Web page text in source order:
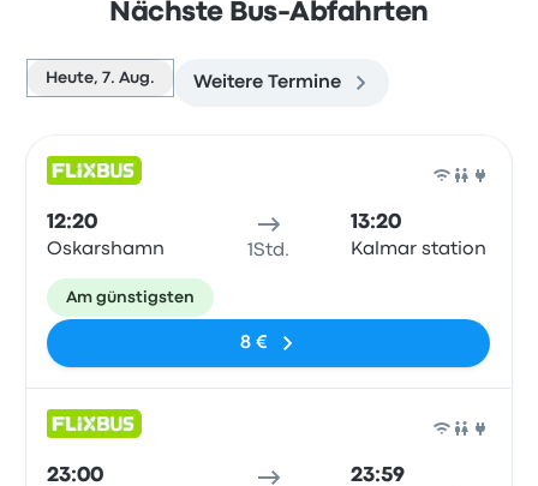
Nächste Bus-Abfahrten
Heute, 7. Aug. Weitere Termine
12:20
Oskarshamn 1Std.
13:20
Kalmar station
Am günstigsten
8 €
23:00 23:59